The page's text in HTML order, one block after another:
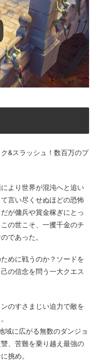
&スラッシュ！数百万のプ
より世界が混沌へと追い
言い尽くせぬほどの恐怖
が傭兵や賞金稼ぎにとっ
の世こそ、一攫千金のチ
であった。
めに戦うのか？ソードを
の信念を問う一大クエス
のすさまじい迫力で敵を
域に広がる無数のダンジョ
、苦難を乗り越え最強の
挑め。